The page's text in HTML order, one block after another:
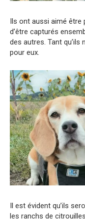
Ils ont aussi aimé être
d’être capturés
des autres. Tant
pour eux.
Il est évident qu’ils
les ranchs de